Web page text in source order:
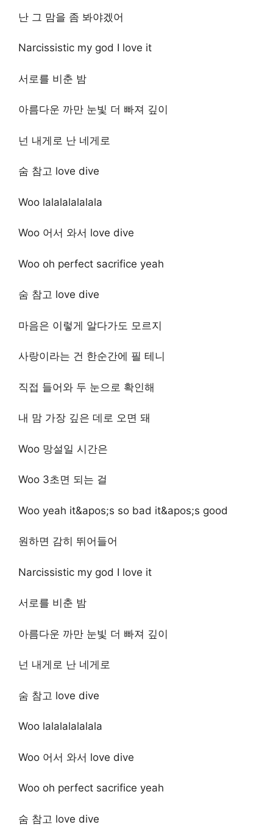
난 그 맘을 좀 봐야겠어
Narcissistic my god I love it
서로를 비춘 밤
아름다운 까만 눈빛 더 빠져 깊이
넌 내게로 난 네게로
숨 참고 love dive
Woo lalalalalalala
Woo 어서 와서 love dive
Woo oh perfect sacrifice yeah
숨 참고 love dive
마음은 이렇게 알다가도 모르지
사랑이라는 건 한순간에 필 테니
직접 들어와 두 눈으로 확인해
내 맘 가장 깊은 데로 오면 돼
Woo 망설일 시간은
Woo 3초면 되는 걸
Woo yeah it&apos;s so bad it&apos;s good
원하면 감히 뛰어들어
Narcissistic my god I love it
서로를 비춘 밤
아름다운 까만 눈빛 더 빠져 깊이
넌 내게로 난 네게로
숨 참고 love dive
Woo lalalalalalala
Woo 어서 와서 love dive
Woo oh perfect sacrifice yeah
숨 참고 love dive